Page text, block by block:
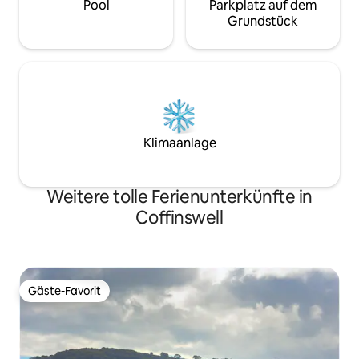
Pool
Parkplatz auf dem
Grundstück
Klimaanlage
Weitere tolle Ferienunterkünfte in
Coffinswell
Gäste-Favorit
Gäste-Favorit